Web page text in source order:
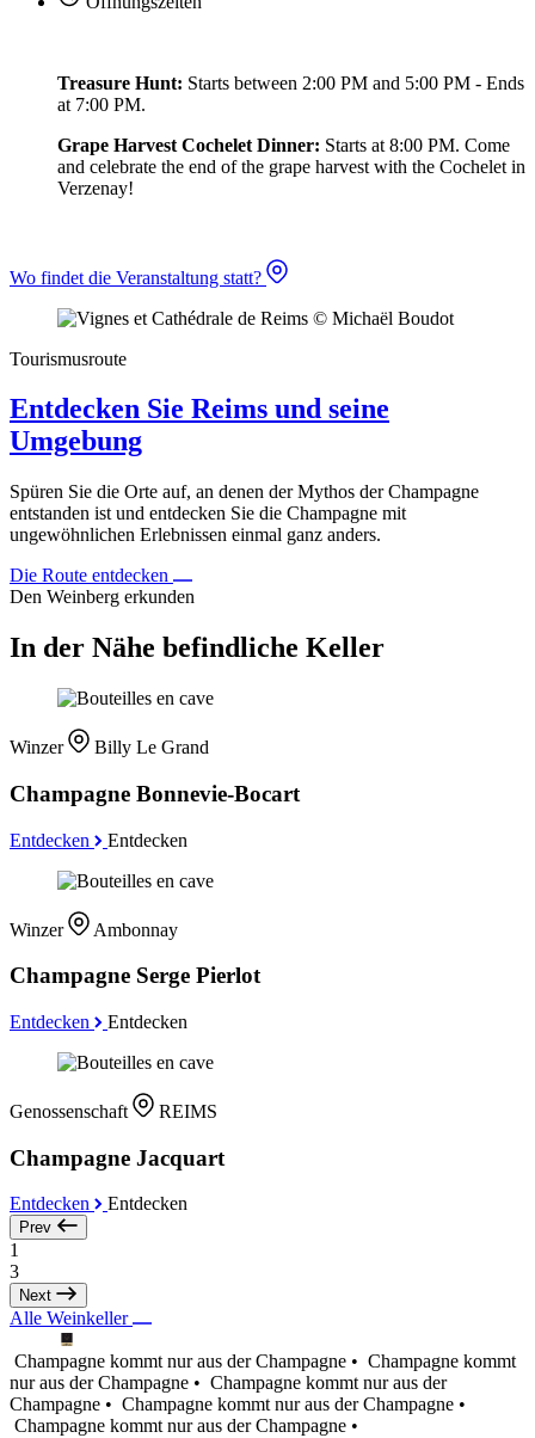
Treasure Hunt: Starts between 2:00 PM and 5:00 PM - Ends
at 7:00 PM.
Grape Harvest Cochelet Dinner: Starts at 8:00 PM. Come
and celebrate the end of the grape harvest with the Cochelet in
Verzenay!
Wo findet die Veranstaltung statt?
Tourismusroute
Entdecken Sie Reims und seine
Umgebung
Spüren Sie die Orte auf, an denen der Mythos der Champagne
entstanden ist und entdecken Sie die Champagne mit
ungewöhnlichen Erlebnissen einmal ganz anders.
Die Route entdecken
Den Weinberg erkunden
In der Nähe befindliche Keller
Winzer Billy Le Grand
Champagne Bonnevie-Bocart
Entdecken Entdecken
Winzer Ambonnay
Champagne Serge Pierlot
Entdecken Entdecken
Genossenschaft REIMS
Champagne Jacquart
Entdecken Entdecken
Prev
1
3
Next
Alle Weinkeller
Champagne kommt nur aus der Champagne • Champagne kommt
nur aus der Champagne • Champagne kommt nur aus der
Champagne • Champagne kommt nur aus der Champagne •
Champagne kommt nur aus der Champagne •